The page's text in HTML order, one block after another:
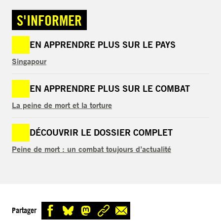
S'INFORMER
EN APPRENDRE PLUS SUR LE PAYS
Singapour
EN APPRENDRE PLUS SUR LE COMBAT
La peine de mort et la torture
DÉCOUVRIR LE DOSSIER COMPLET
Peine de mort : un combat toujours d’actualité
Partager